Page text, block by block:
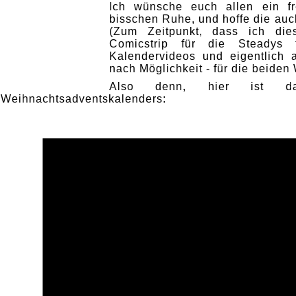
Ich wünsche euch allen ein
bisschen Ruhe, und hoffe die
(Zum Zeitpunkt, dass ich
Comicstrip für die Steadys
Kalendervideos und eigentlich
nach Möglichkeit - für die beiden
Also denn, hier ist
Weihnachtsadventskalenders: